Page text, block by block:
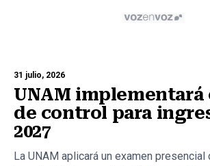
31 julio, 2026
UNAM implementará
de control para
2027
La UNAM aplicará un examen